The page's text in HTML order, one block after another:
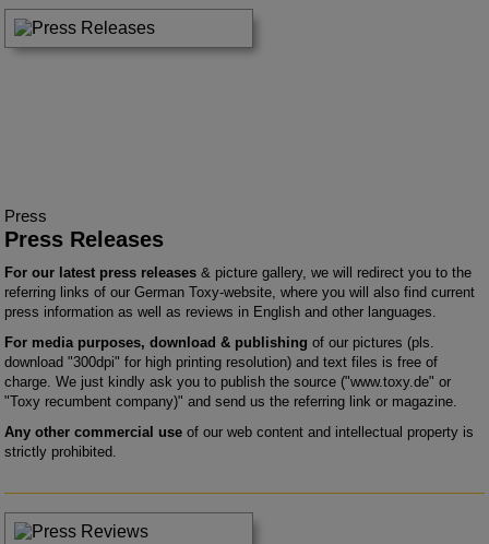
Press
Press Releases
For our latest press releases & picture gallery, we will redirect you to the
referring links of our German Toxy-website, where you will also find current
press information as well as reviews in English and other languages.
For media purposes, download & publishing of our pictures (pls.
download "300dpi" for high printing resolution) and text files is free of
charge. We just kindly ask you to publish the source ("www.toxy.de" or
"Toxy recumbent company)" and send us the referring link or magazine.
Any other commercial use of our web content and intellectual property is
strictly prohibited.